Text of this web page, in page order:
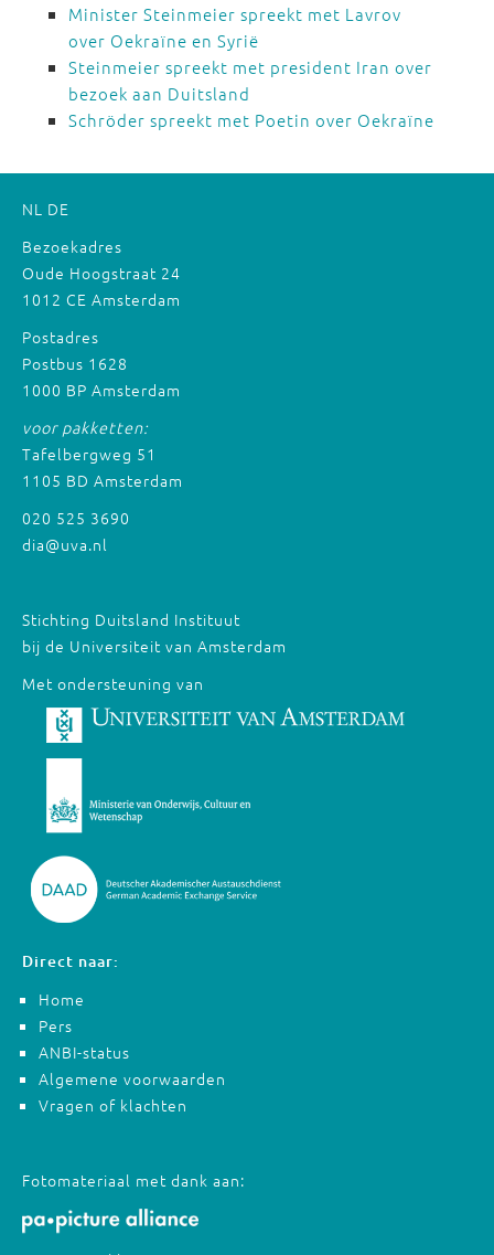
Minister Steinmeier spreekt met Lavrov
over Oekraïne en Syrië
Steinmeier spreekt met president Iran over
bezoek aan Duitsland
Schröder spreekt met Poetin over Oekraïne
NL DE
Bezoekadres
Oude Hoogstraat 24
1012 CE Amsterdam
Postadres
Postbus 1628
1000 BP Amsterdam
voor pakketten:
Tafelbergweg 51
1105 BD Amsterdam
020 525 3690
dia@uva.nl
Stichting Duitsland Instituut
bij de Universiteit van Amsterdam
Met ondersteuning van
Direct naar:
Home
Pers
ANBI-status
Algemene voorwaarden
Vragen of klachten
Fotomateriaal met dank aan: